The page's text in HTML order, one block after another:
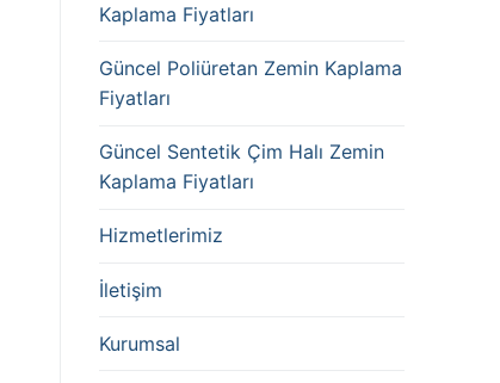
Kaplama Fiyatları
Güncel Poliüretan Zemin Kaplama
Fiyatları
Güncel Sentetik Çim Halı Zemin
Kaplama Fiyatları
Hizmetlerimiz
İletişim
Kurumsal